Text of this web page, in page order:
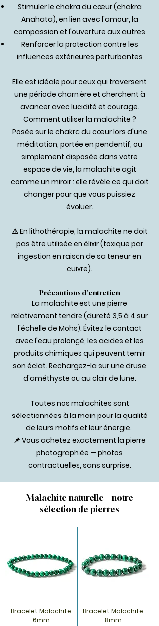
Stimuler le chakra du cœur (chakra
Anahata), en lien avec l'amour, la
compassion et l'ouverture aux autres
Renforcer la protection contre les
influences extérieures perturbantes
Elle est idéale pour ceux qui traversent
une période charnière et cherchent à
avancer avec lucidité et courage.
Comment utiliser la malachite ?
Posée sur le chakra du cœur lors d'une
méditation, portée en pendentif, ou
simplement disposée dans votre
espace de vie, la malachite agit
comme un miroir : elle révèle ce qui doit
changer pour que vous puissiez
évoluer.
⚠️ En lithothérapie, la malachite ne doit
pas être utilisée en élixir (toxique par
ingestion en raison de sa teneur en
cuivre).
Précautions d'entretien
La malachite est une pierre
relativement tendre (dureté 3,5 à 4 sur
l'échelle de Mohs). Évitez le contact
avec l'eau prolongé, les acides et les
produits chimiques qui peuvent ternir
son éclat. Rechargez-la sur une druse
d'améthyste ou au clair de lune.
Toutes nos malachites sont
sélectionnées à la main pour la qualité
de leurs motifs et leur énergie.
📌 Vous achetez exactement la pierre
photographiée — photos
contractuelles, sans surprise.
Malachite naturelle – notre
sélection de pierres
Bracelet Malachite
6mm
Bracelet Malachite
8mm